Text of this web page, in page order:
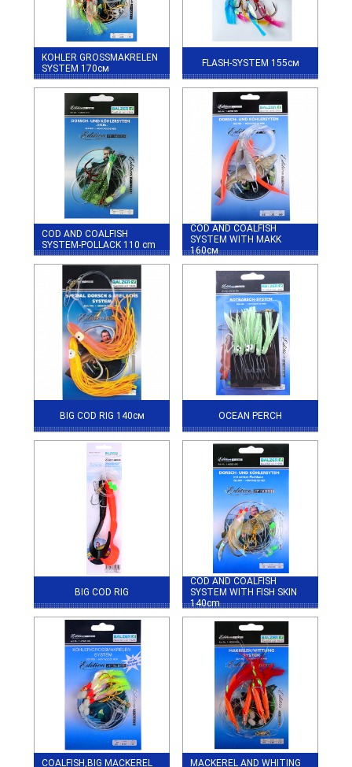
KOHLER GROSSMAKRELEN
SYSTEM 170см
FLASH-SYSTEM 155см
COD AND COALFISH
SYSTEM-POLLACK 110 cm
COD AND COALFISH
SYSTEM WITH MAKK
160см
BIG COD RIG 140см OCEAN PERCH
BIG COD RIG
COD AND COALFISH
SYSTEM WITH FISH SKIN
140cm
COALFISH,BIG MACKEREL MACKEREL AND WHITING